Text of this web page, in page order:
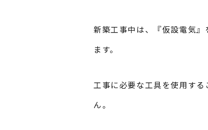
新築工事中は、『仮設電気
ます。
工事に必要な工具を使用す
ん。